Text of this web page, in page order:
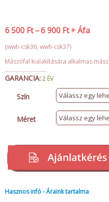
6 500 Ft–6 900 Ft+ Áfa
(wwh-csk36, wwh-csk37)
Mászófal kialakítására alkalmas
GARANCIA:2 ÉV
Szín
Méret
Hasznos infó - Áraink tartalma